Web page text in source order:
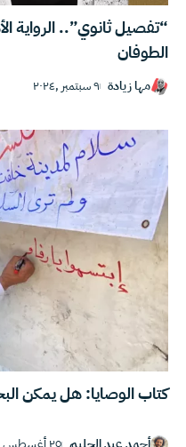
“تفصيل ثانوي”.. الرواية
الطوفان
مها زيادة ٩ سبتمبر ,٢٠٢٤
كتاب الوصايا: هل يمكن